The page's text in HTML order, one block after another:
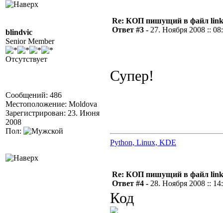
blindvic
Senior Member
Отсутствует
Сообщений: 486
Местоположение: Moldova
Зарегистрирован: 23. Июня
2008
Пол:
Re: КОП пишущий в файл
Ответ #3 - 27. Ноября 2008 ::
Супер!
Python, Linux, KDE
Re: КОП пишущий в файл
Ответ #4 - 28. Ноября 2008 ::
Код